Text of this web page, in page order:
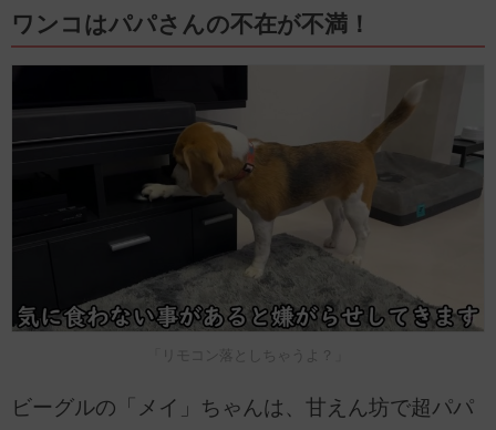
ワンコはパパさんの不在が不満！
「リモコン落としちゃうよ？」
ビーグルの「メイ」ちゃんは、甘えん坊で超パパ